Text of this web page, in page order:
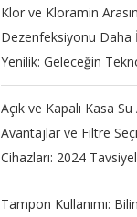
Klor ve Kloramin
Dezenfeksiyonu Daha
Yenilik: Geleceğin
Açık ve Kapalı Kasa
Avantajlar ve Filtre
Cihazları: 2024
Tampon Kullanımı: